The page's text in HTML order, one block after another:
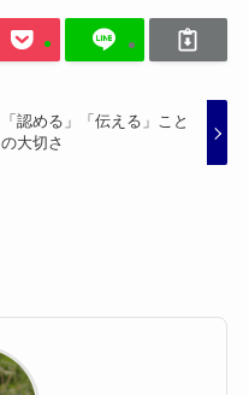
「認める」「伝える」こと
の大切さ